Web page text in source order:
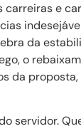
e
da
o
da
servidor.